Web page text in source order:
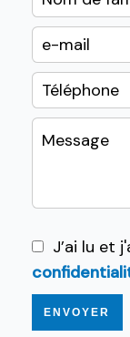
J’ai lu et
ENVOYER